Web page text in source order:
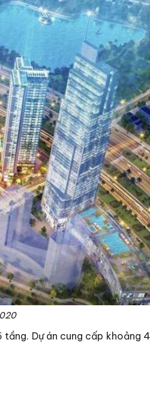
Dự án cung cấp khoảng